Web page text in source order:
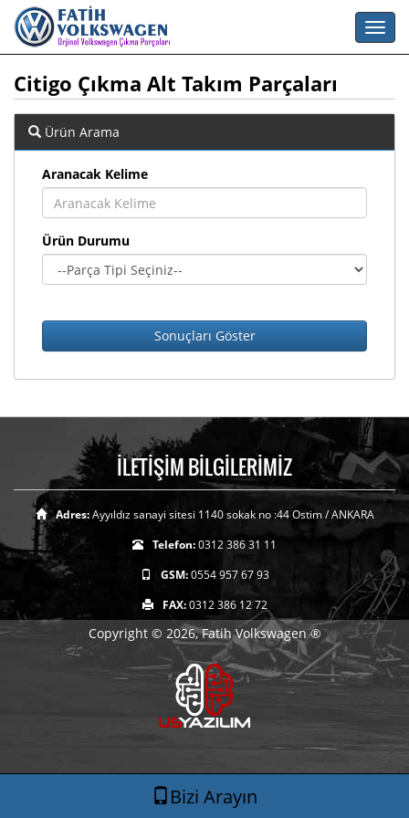
Citigo Çıkma Alt Takım Parçaları
Ürün Arama
Aranacak Kelime
Ürün Durumu
İLETİŞİM BİLGİLERİMİZ
Adres:Ayyıldız sanayi sitesi 1140 sokak no :44 Ostim / ANKARA
Telefon:0312 386 31 11
GSM:0554 957 67 93
FAX:0312 386 12 72
Copyright © 2026, Fatih Volkswagen ®
Bizi Arayın